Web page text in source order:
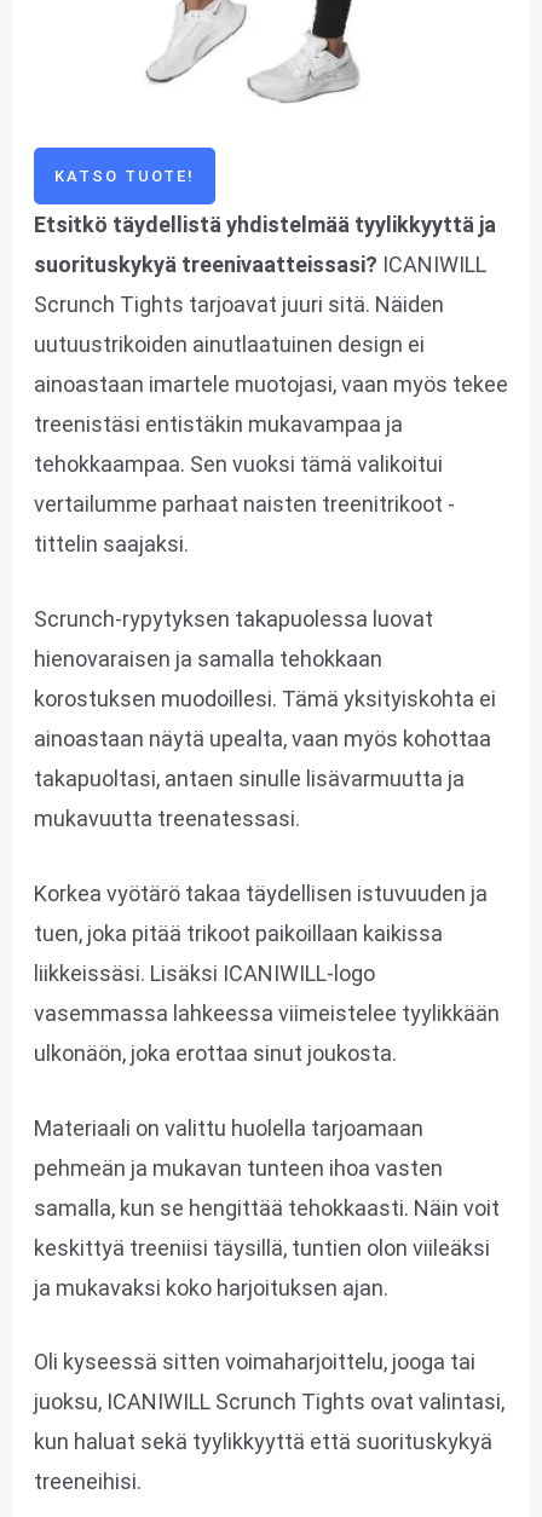
KATSO TUOTE!
Etsitkö täydellistä yhdistelmää tyylikkyyttä ja
suorituskykyä treenivaatteissasi? ICANIWILL
Scrunch Tights tarjoavat juuri sitä. Näiden
uutuustrikoiden ainutlaatuinen design ei
ainoastaan imartele muotojasi, vaan myös tekee
treenistäsi entistäkin mukavampaa ja
tehokkaampaa. Sen vuoksi tämä valikoitui
vertailumme parhaat naisten treenitrikoot -
tittelin saajaksi.
Scrunch-rypytyksen takapuolessa luovat
hienovaraisen ja samalla tehokkaan
korostuksen muodoillesi. Tämä yksityiskohta ei
ainoastaan näytä upealta, vaan myös kohottaa
takapuoltasi, antaen sinulle lisävarmuutta ja
mukavuutta treenatessasi.
Korkea vyötärö takaa täydellisen istuvuuden ja
tuen, joka pitää trikoot paikoillaan kaikissa
liikkeissäsi. Lisäksi ICANIWILL-logo
vasemmassa lahkeessa viimeistelee tyylikkään
ulkonäön, joka erottaa sinut joukosta.
Materiaali on valittu huolella tarjoamaan
pehmeän ja mukavan tunteen ihoa vasten
samalla, kun se hengittää tehokkaasti. Näin voit
keskittyä treeniisi täysillä, tuntien olon viileäksi
ja mukavaksi koko harjoituksen ajan.
Oli kyseessä sitten voimaharjoittelu, jooga tai
juoksu, ICANIWILL Scrunch Tights ovat valintasi,
kun haluat sekä tyylikkyyttä että suorituskykyä
treeneihisi.